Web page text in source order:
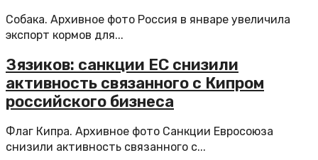
Собака. Архивное фото Россия в январе увеличила
экспорт кормов для...
Зязиков: санкции ЕС снизили
активность связанного с Кипром
российского бизнеса
Флаг Кипра. Архивное фото Санкции Евросоюза
снизили активность связанного с...